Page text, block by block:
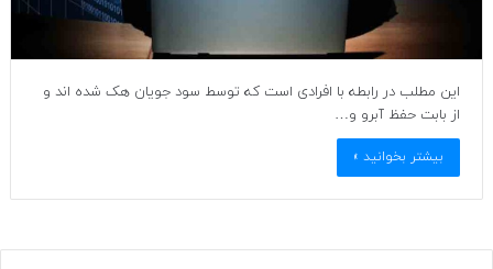
این مطلب در رابطه با افرادی است که توسط سود جویان هک شده اند و
از بابت حفظ آبرو و…
بیشتر بخوانید »